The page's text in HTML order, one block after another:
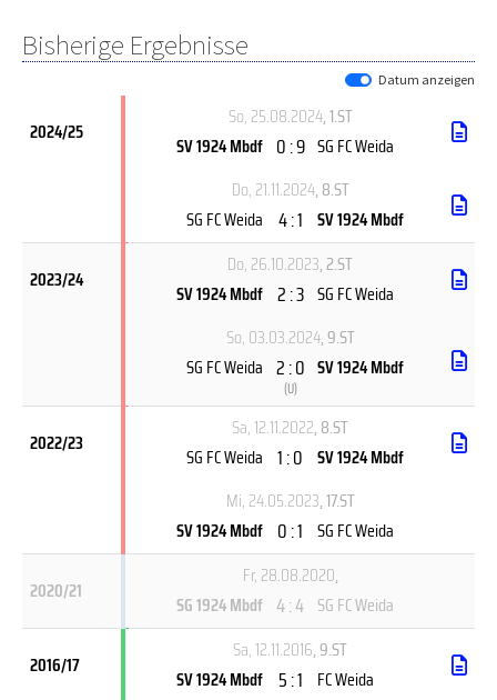
Bisherige Ergebnisse
Datum anzeigen
2024/25
So, 25.08.2024, 1.ST
SV 1924 Mbdf 0 : 9 SG FC Weida
Do, 21.11.2024, 8.ST
SG FC Weida 4 : 1 SV 1924 Mbdf
2023/24
Do, 26.10.2023, 2.ST
SV 1924 Mbdf 2 : 3 SG FC Weida
So, 03.03.2024, 9.ST
SG FC Weida 2 : 0
(U)
SV 1924 Mbdf
2022/23
Sa, 12.11.2022, 8.ST
SG FC Weida 1 : 0 SV 1924 Mbdf
Mi, 24.05.2023, 17.ST
SV 1924 Mbdf 0 : 1 SG FC Weida
2020/21
Fr, 28.08.2020,
SG 1924 Mbdf 4 : 4 SG FC Weida
2016/17
Sa, 12.11.2016, 9.ST
SV 1924 Mbdf 5 : 1 FC Weida